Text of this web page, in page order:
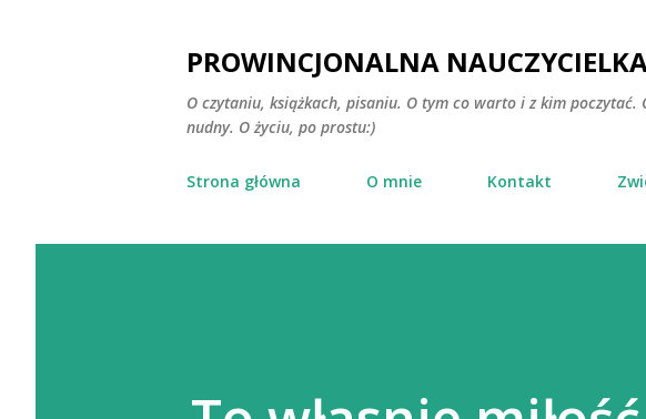
PROWINCJONALNA
O czytaniu, książkach, pisaniu. O tym co warto i z kim poczytać.
nudny. O życiu, po prostu:)
Strona główna O mnie Kontakt